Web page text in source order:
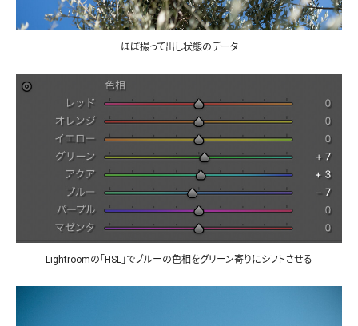
ほぼ撮って出し状態のデータ
Lightroomの「HSL」でブルーの色相をグリーン寄りにシフトさせる